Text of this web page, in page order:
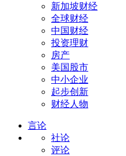
新加坡财经
全球财经
中国财经
投资理财
房产
美国股市
中小企业
起步创新
财经人物
言论
社论
评论